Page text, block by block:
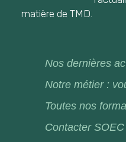
matière de TMD.
Nos dernières
Notre métier :
Toutes nos
Contacter